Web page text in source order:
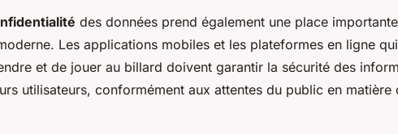
des données prend également une place
Les applications mobiles et les plateformes en ligne qui
et de jouer au billard doivent garantir la sécurité des
utilisateurs, conformément aux attentes du public en matière